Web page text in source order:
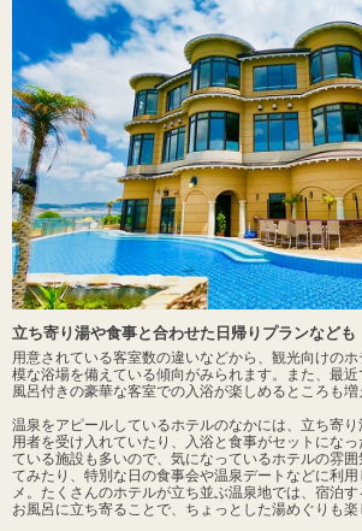
立ち寄り湯や食事と合わせた日帰りプランなども
用意されている客室数の違いなどから、観光向けの
模な浴場を備えている傾向がみられます。また、最
風呂付きの豪華な客室での入浴が楽しめるところも増
温泉をアピールしているホテルのなかには、立ち寄
用者を受け入れていたり、入浴と食事がセットにな
ている施設も多いので、気になっているホテルの雰
てみたり、特別な日の食事会や温泉デートなどに利
メ。たくさんのホテルが立ち並ぶ温泉地では、宿泊
お風呂に立ち寄ることで、ちょっとした湯めぐりも楽